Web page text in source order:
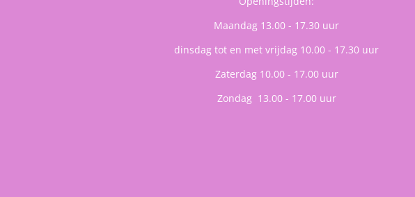
Maandag 13.00 - 17.30 uur
dinsdag tot en met vrijdag 10.00 - 17.30 uur
Zaterdag 10.00 - 17.00 uur
Zondag 13.00 - 17.00 uur